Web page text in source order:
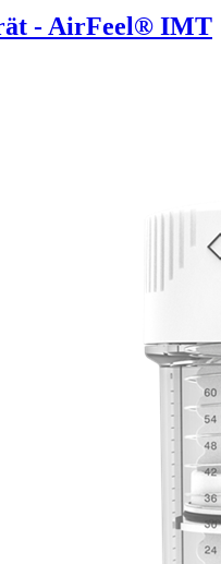
- AirFeel® IMT